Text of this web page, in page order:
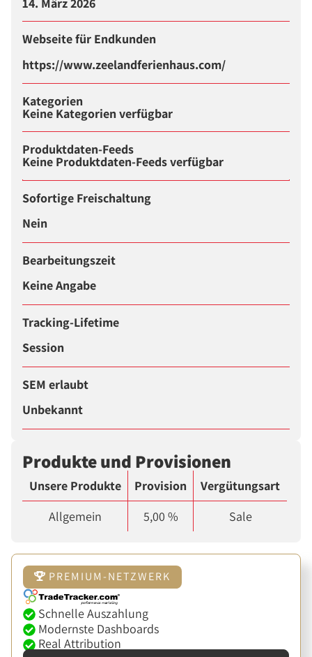
Webseite für Endkunden
https://www.zeelandferienhaus.com/
Kategorien
Keine Kategorien verfügbar
Produktdaten-Feeds
Keine Produktdaten-Feeds verfügbar
Sofortige Freischaltung
Nein
Bearbeitungszeit
Keine Angabe
Tracking-Lifetime
Session
SEM erlaubt
Unbekannt
Produkte und Provisionen
Unsere Produkte Provision
Vergütungsart
Allgemein
5,00 % Sale
PREMIUM-NETZWERK
Schnelle Auszahlung
Modernste Dashboards
Real Attribution